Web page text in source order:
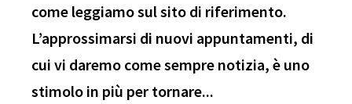
come leggiamo sul sito di riferimento.
L’approssimarsi di nuovi appuntamenti, di
cui vi daremo come sempre notizia, è uno
stimolo in più per tornare...